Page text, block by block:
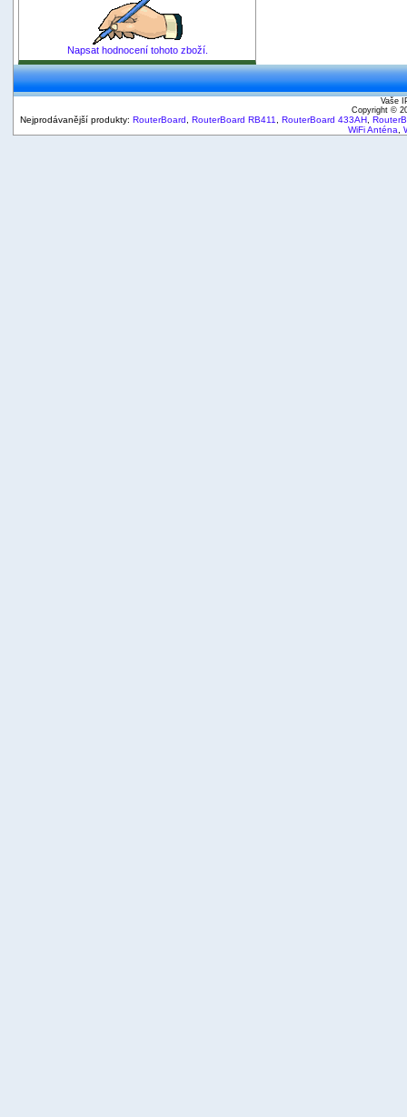
Napsat hodnocení tohoto zboží.
Vaše
Copyright ©
Nejprodávanější produkty: RouterBoard RouterBoard RB411 RouterBoard 433AH
WiFi Anténa